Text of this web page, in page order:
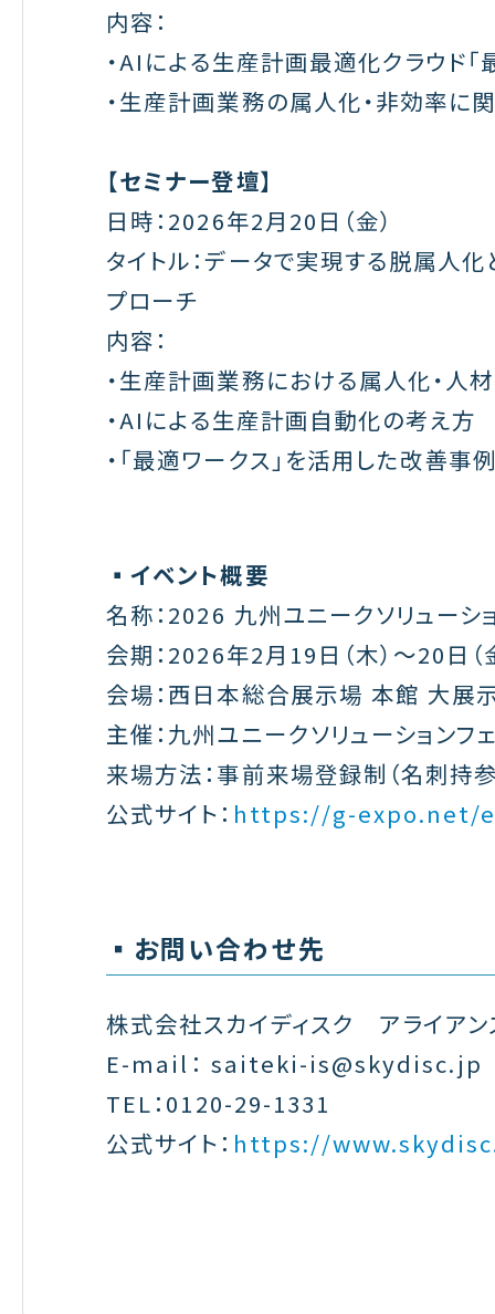
内容：
・AI による生産計画最適化クラウド「
・生産計画業務の属人化・非効率に
【セミナー登壇】
日時： 2026年2月 20 日（金）
タイトル：データで実現する脱属人
プローチ
内容：
・生産計画業務における属人化・人
・AI による生産計画自動化の考え方
・「最適ワークス」を活用した改善事
▪️イベント概要
名称： 2026 九州ユニークソリューシ
会期： 2026年2月 19 日（木）〜20 日（
会場：西日本総合展示場 本館 大展
主催：九州ユニークソリューション
来場方法：事前来場登録制（名刺持
公式サイト： https://g-expo.net/
▪️お問い合わせ先
株式会社スカイディスク アライアン
E-mail： saiteki-is@skydisc.jp
TEL：0120-29-1331
公式サイト： https://